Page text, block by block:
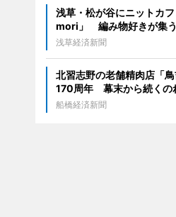
浅草・松が谷にニットカ
mori」 編み物好きが集
浅草経済新聞
北習志野の老舗精肉店「
170周年 幕末から続くの
船橋経済新聞